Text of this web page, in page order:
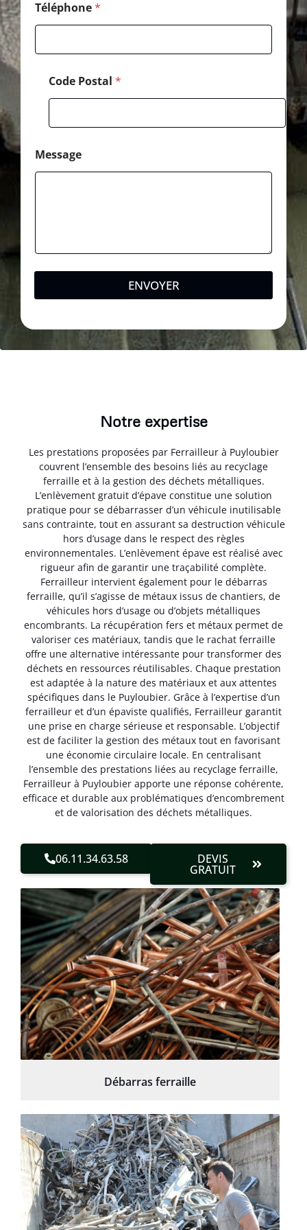
Téléphone*
Code Postal *
Message
ENVOYER
Notre expertise
Les prestations proposées par Ferrailleur à Puyloubier
couvrent l’ensemble des besoins liés au recyclage
ferraille et à la gestion des déchets métalliques.
L’enlèvement gratuit d’épave constitue une solution
pratique pour se débarrasser d’un véhicule inutilisable
sans contrainte, tout en assurant sa destruction véhicule
hors d’usage dans le respect des règles
environnementales. L’enlèvement épave est réalisé avec
rigueur afin de garantir une traçabilité complète.
Ferrailleur intervient également pour le débarras
ferraille, qu’il s’agisse de métaux issus de chantiers, de
véhicules hors d’usage ou d’objets métalliques
encombrants. La récupération fers et métaux permet de
valoriser ces matériaux, tandis que le rachat ferraille
offre une alternative intéressante pour transformer des
déchets en ressources réutilisables. Chaque prestation
est adaptée à la nature des matériaux et aux attentes
spécifiques dans le Puyloubier. Grâce à l’expertise d’un
ferrailleur et d’un épaviste qualifiés, Ferrailleur garantit
une prise en charge sérieuse et responsable. L’objectif
est de faciliter la gestion des métaux tout en favorisant
une économie circulaire locale. En centralisant
l’ensemble des prestations liées au recyclage ferraille,
Ferrailleur à Puyloubier apporte une réponse cohérente,
efficace et durable aux problématiques d’encombrement
et de valorisation des déchets métalliques.
06.11.34.63.58 DEVIS
GRATUIT
Débarras ferraille